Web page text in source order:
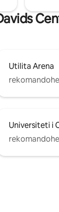
Utilita Arena
Universiteti i